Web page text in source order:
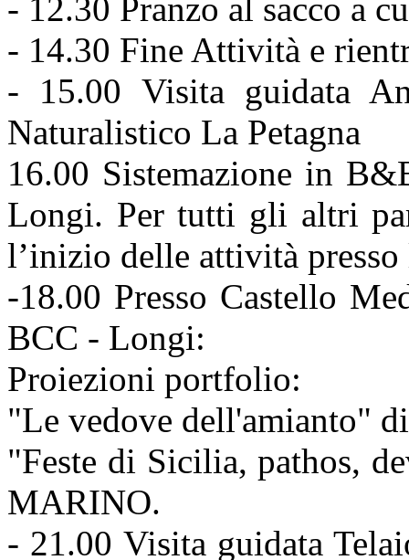
- 12.30 Pranzo al sacco a
- 14.30 Fine Attività e
- 15.00 Visita guidata
Naturalistico La Petagna
16.00 Sistemazione in
Longi. Per tutti gli altri
l’inizio delle attività presso
-18.00 Presso Castello
BCC - Longi:
Proiezioni portfolio:
"Le vedove dell'amianto"
"Feste di Sicilia, pathos,
MARINO.
- 21.00 Visita guidata